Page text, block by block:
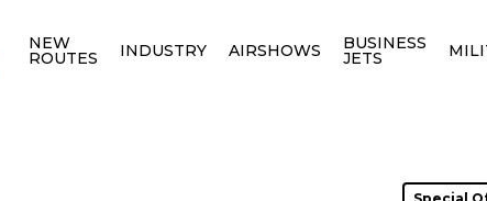
NEW
ROUTES INDUSTRY AIRSHOWS BUSINESS
JETS